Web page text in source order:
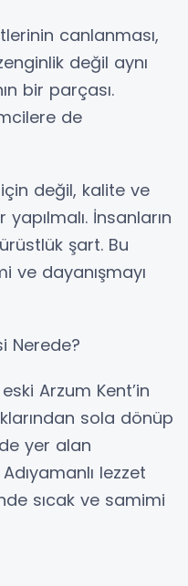
canlanması,
değil aynı
bir parçası.
de
değil, kalite ve
İnsanların
şart. Bu
ve dayanışmayı
Nerede?
Arzum Kent’in
sola dönüp
yer alan
lezzet
sıcak ve samimi